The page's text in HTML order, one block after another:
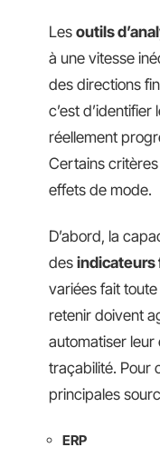
Les outils
à une vitesse
des directions
c’est
réellement
Certains
effets de mode.
D’abord, la
des indicateurs
variées fait
retenir doivent
automatiser leur
traçabilité. Pour
principales
ERP